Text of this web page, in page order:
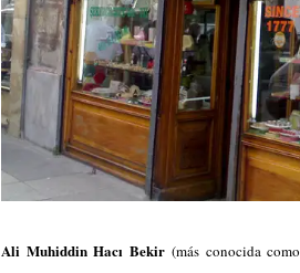
Ali Muhiddin Hacı Bekir(más conocida como